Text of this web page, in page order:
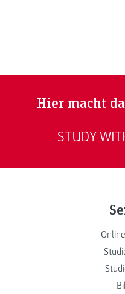
Hier macht
STUDY